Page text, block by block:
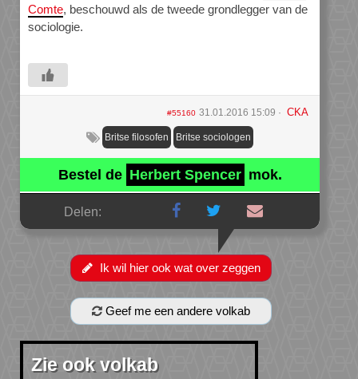
Comte, beschouwd als de tweede grondlegger van de
sociologie.
#55160 31.01.2016 15:09 CKA
Britse filosofen Britse sociologen
Bestel de Herbert Spencer mok.
Delen:
Ik wil hier ook wat over zeggen
Geef me een andere volkab
Zie ook volkab